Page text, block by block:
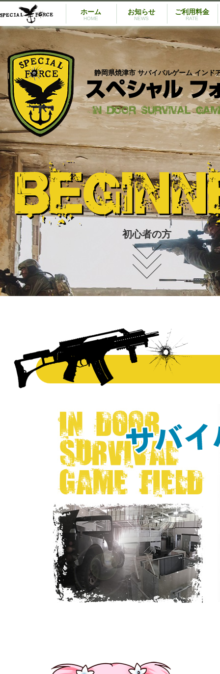
ホーム
HOME
お知らせ
NEWS
ご利用料金
RATE
静岡県焼津市 サバイバルゲーム インド
初心者の方